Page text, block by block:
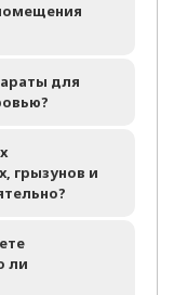
для
грызунов и
ли